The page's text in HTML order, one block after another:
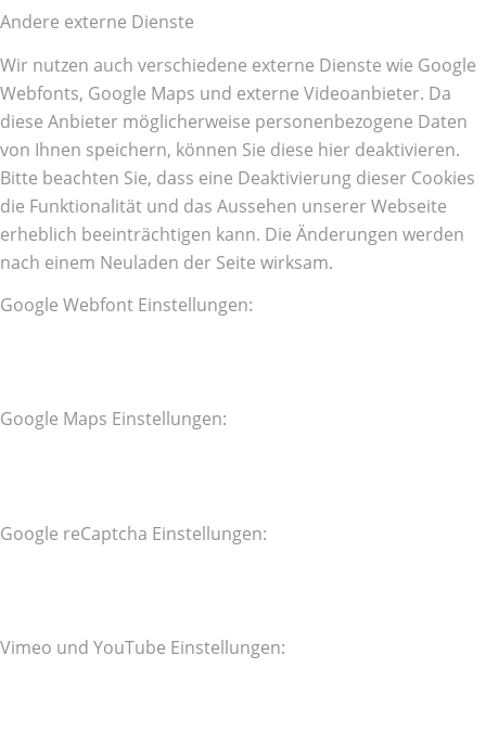
Andere externe Dienste
Wir nutzen auch verschiedene externe Dienste wie Google
Webfonts, Google Maps und externe Videoanbieter. Da
diese Anbieter möglicherweise personenbezogene Daten
von Ihnen speichern, können Sie diese hier deaktivieren.
Bitte beachten Sie, dass eine Deaktivierung dieser Cookies
die Funktionalität und das Aussehen unserer Webseite
erheblich beeinträchtigen kann. Die Änderungen werden
nach einem Neuladen der Seite wirksam.
Google Webfont Einstellungen:
Google Maps Einstellungen:
Google reCaptcha Einstellungen:
Vimeo und YouTube Einstellungen: